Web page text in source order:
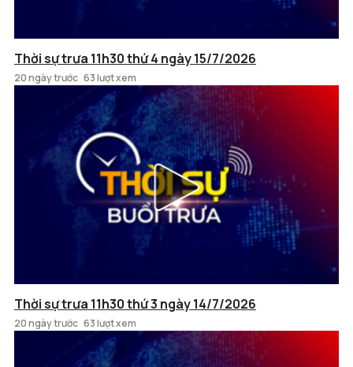
Thời sự trưa 11h30 thứ 4 ngày 15/7/2026
20 ngày trước 63 lượt xem
Thời sự trưa 11h30 thứ 3 ngày 14/7/2026
20 ngày trước 63 lượt xem